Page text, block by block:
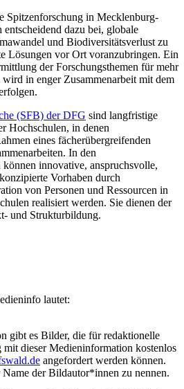
Spitzenforschung in Mecklenburg-
dazu bei, globale
und Biodiversitätsverlust zu
Lösungen vor Ort voranzubringen. Ein
der Forschungsthemen für mehr
in enger Zusammenarbeit mit dem
(SFB) der DFG sind langfristige
Hochschulen, in denen
eines fächerübergreifenden
In den
können innovative, anspruchsvolle,
Vorhaben durch
von Personen und Ressourcen in
realisiert werden. Sie dienen der
und Strukturbildung.
lautet:
gibt es Bilder, die für redaktionelle
dieser Medieninformation kostenlos
.de angefordert werden können.
der Bildautor*innen zu nennen.